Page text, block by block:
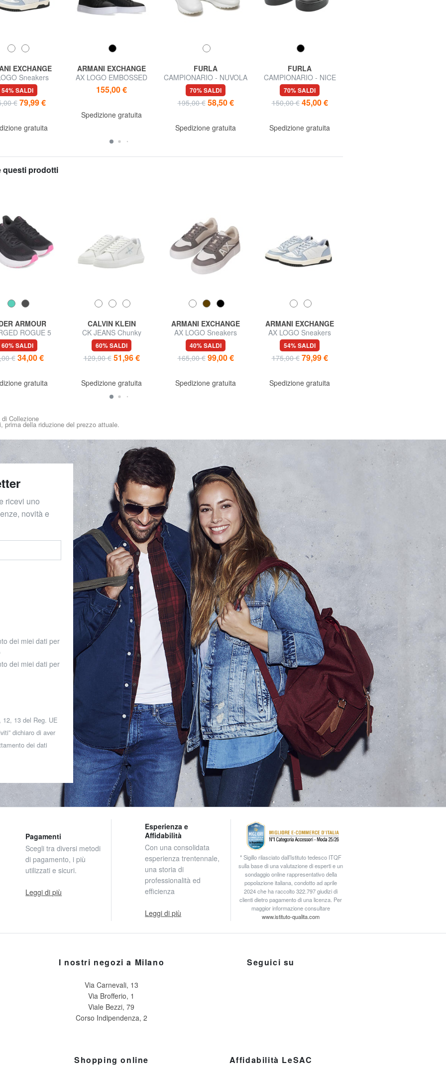
EXCHANGE
Sneakers
54% SALDI
€ 79,99 €
gratuita
ARMANI EXCHANGE
AX LOGO EMBOSSED
Sneakers
155,00 €
Spedizione gratuita
FURLA
CAMPIONARIO - NUVOLA
Sneakers in pelle
70% SALDI
195,00 € 58,50 €
Spedizione gratuita
FURLA
CAMPIONARIO - NICE
Sneakers in pelle
70% SALDI
150,00 € 45,00 €
Spedizione gratuita
questi prodotti
ARMOUR
ROGUE 5
Sneakers
60% SALDI
€ 34,00 €
gratuita
CALVIN KLEIN
CK JEANS Chunky
Cupsole Sneakers in pelle
60% SALDI
129,90 € 51,96 €
Spedizione gratuita
ARMANI EXCHANGE
AX LOGO Sneakers
platfom
40% SALDI
165,00 € 99,00 €
Spedizione gratuita
ARMANI EXCHANGE
AX LOGO Sneakers
54% SALDI
175,00 € 79,99 €
Spedizione gratuita
Collezione
della riduzione del prezzo attuale.
ricevi uno
novità e
dei miei dati per
dei miei dati per
13 del Reg. UE
dichiaro di aver
dei dati
Pagamenti
Scegli tra diversi metodi
di pagamento, i più
utilizzati e sicuri.
Leggi di più
Esperienza e
Affidabilità
Con una consolidata
esperienza trentennale,
una storia di
professionalità ed
efficienza
Leggi di più
* Sigillo rilasciato dall’Istituto tedesco ITQF
sulla base di una valutazione di esperti e un
sondaggio online rappresentativo della
popolazione italiana, condotto ad aprile
2024 che ha raccolto 322.797 giudizi di
clienti dietro pagamento di una licenza. Per
maggior informazione consultare
www.istituto-qualita.com
I nostri negozi a Milano
Via Carnevali, 13
Via Brofferio, 1
Viale Bezzi, 79
Corso Indipendenza, 2
Seguici su
Shopping online Affidabilità LeSAC